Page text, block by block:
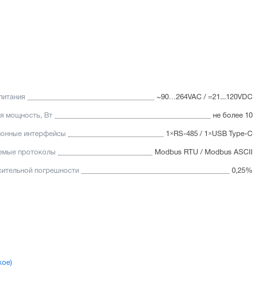
~90…264VAC / =21...120VDC
мощность, Вт не более 10
интерфейсы 1×RS-485 / 1×USB Type-C
протоколы Modbus RTU / Modbus ASCII
погрешности 0,25%